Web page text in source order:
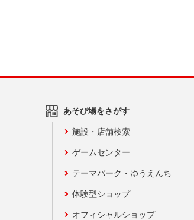
あそび場をさがす
施設・店舗検索
ゲームセンター
テーマパーク・ゆうえんち
体験型ショップ
オフィシャルショップ